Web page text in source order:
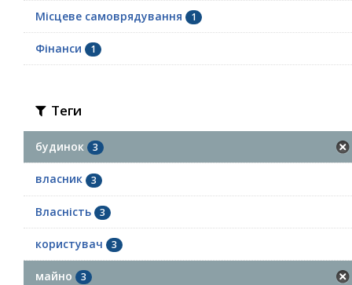
Місцеве самоврядування 1
Фінанси 1
Теги
будинок 3
власник 3
Власність 3
користувач 3
майно 3